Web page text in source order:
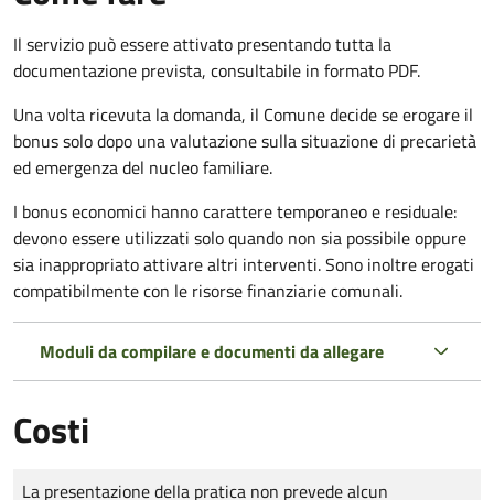
Il servizio può essere attivato presentando tutta la
documentazione prevista, consultabile in formato PDF.
Una volta ricevuta la domanda, il Comune decide se erogare il
bonus solo dopo una valutazione sulla situazione di precarietà
ed emergenza del nucleo familiare.
I bonus economici hanno carattere temporaneo e residuale:
devono essere utilizzati solo quando non sia possibile oppure
sia inappropriato attivare altri interventi. Sono inoltre erogati
compatibilmente con le risorse finanziarie comunali.
Moduli da compilare e documenti da allegare
Costi
Tipo di pagamento
Importo
La presentazione della pratica non prevede alcun